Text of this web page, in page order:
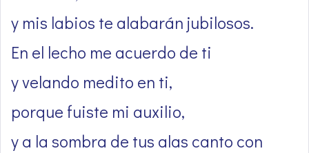
y mis labios te alabarán jubilosos.
En el lecho me acuerdo de ti
y velando medito en ti,
porque fuiste mi auxilio,
y a la sombra de tus alas canto con